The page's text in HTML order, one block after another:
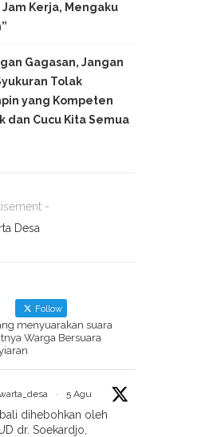
Kerja, Mengaku
Gagasan, Jangan
Tolak
yang Kompeten
dan Cucu Kita Semua
-
Follow
menyuarakan suara
Warga Bersuara
· 5 Agu
dihebohkan oleh
dr. Soekardjo,